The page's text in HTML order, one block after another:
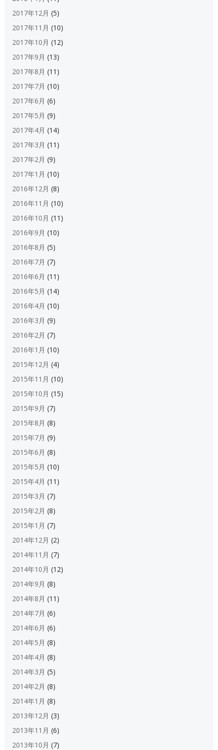
2017年12月 (5)
2017年11月 (10)
2017年10月 (12)
2017年9月 (13)
2017年8月 (11)
2017年7月 (10)
2017年6月 (6)
2017年5月 (9)
2017年4月 (14)
2017年3月 (11)
2017年2月 (9)
2017年1月 (10)
2016年12月 (8)
2016年11月 (10)
2016年10月 (11)
2016年9月 (10)
2016年8月 (5)
2016年7月 (7)
2016年6月 (11)
2016年5月 (14)
2016年4月 (10)
2016年3月 (9)
2016年2月 (7)
2016年1月 (10)
2015年12月 (4)
2015年11月 (10)
2015年10月 (15)
2015年9月 (7)
2015年8月 (8)
2015年7月 (9)
2015年6月 (8)
2015年5月 (10)
2015年4月 (11)
2015年3月 (7)
2015年2月 (8)
2015年1月 (7)
2014年12月 (2)
2014年11月 (7)
2014年10月 (12)
2014年9月 (8)
2014年8月 (11)
2014年7月 (6)
2014年6月 (6)
2014年5月 (8)
2014年4月 (8)
2014年3月 (5)
2014年2月 (8)
2014年1月 (8)
2013年12月 (3)
2013年11月 (6)
2013年10月 (7)